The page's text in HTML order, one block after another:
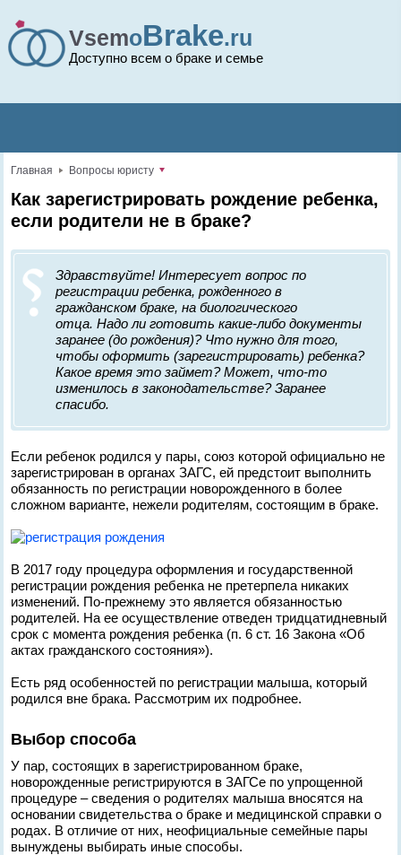
VsemoBrake.ru
Доступно всем о браке и семье
Главная Вопросы юристу
Как зарегистрировать рождение ребенка,
если родители не в браке?
Здравствуйте! Интересует вопрос по
регистрации ребенка, рожденного в
гражданском браке, на биологического
отца. Надо ли готовить какие-либо документы
заранее (до рождения)? Что нужно для того,
чтобы оформить (зарегистрировать) ребенка?
Какое время это займет? Может, что-то
изменилось в законодательстве? Заранее
спасибо.
Если ребенок родился у пары, союз которой официально не
зарегистрирован в органах ЗАГС, ей предстоит выполнить
обязанность по регистрации новорожденного в более
сложном варианте, нежели родителям, состоящим в браке.
В 2017 году процедура оформления и государственной
регистрации рождения ребенка не претерпела никаких
изменений. По-прежнему это является обязанностью
родителей. На ее осуществление отведен тридцатидневный
срок с момента рождения ребенка (п. 6 ст. 16 Закона «Об
актах гражданского состояния»).
Есть ряд особенностей по регистрации малыша, который
родился вне брака. Рассмотрим их подробнее.
Выбор способа
У пар, состоящих в зарегистрированном браке,
новорожденные регистрируются в ЗАГСе по упрощенной
процедуре – сведения о родителях малыша вносятся на
основании свидетельства о браке и медицинской справки о
родах. В отличие от них, неофициальные семейные пары
вынуждены выбирать иные способы.